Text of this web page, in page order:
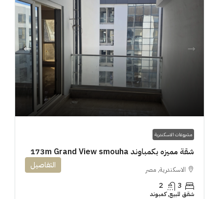
مشروعات الاسكندرية
شقة مميزه بكمباوند 173m Grand View smouha
الاسكندرية, مصر
3
2
شقق للبيع, كمبوند
التفاصيل